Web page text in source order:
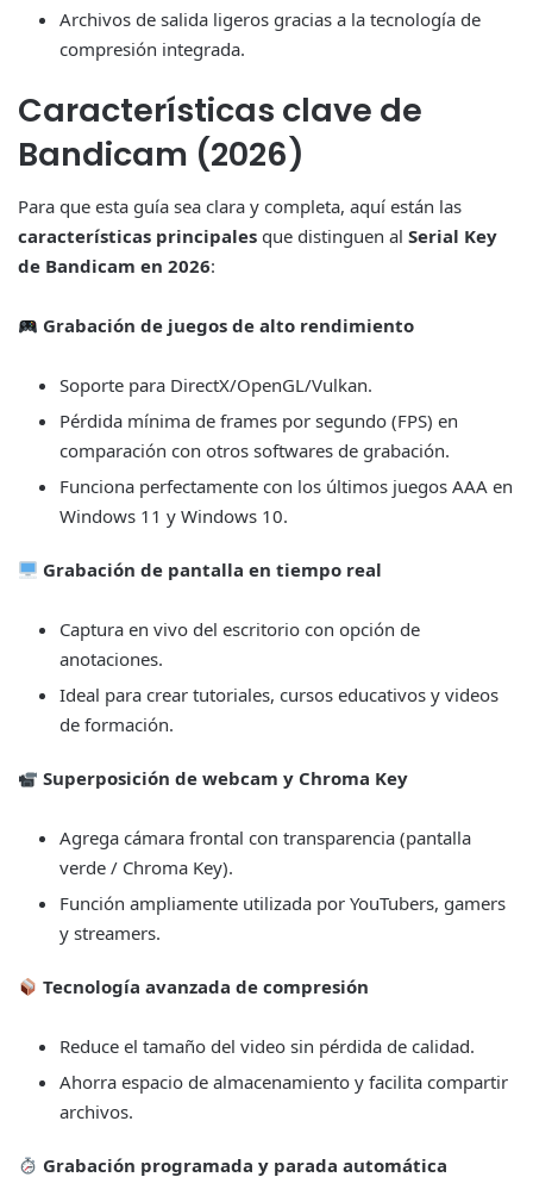
Archivos de salida ligeros gracias a la tecnología de
compresión integrada.
Características clave de
Bandicam (2026)
Para que esta guía sea clara y completa, aquí están las
características principales que distinguen al Serial Key
de Bandicam en 2026:
Grabación de juegos de alto rendimiento
Soporte para DirectX/OpenGL/Vulkan.
Pérdida mínima de frames por segundo (FPS) en
comparación con otros softwares de grabación.
Funciona perfectamente con los últimos juegos AAA en
Windows 11 y Windows 10.
Grabación de pantalla en tiempo real
Captura en vivo del escritorio con opción de
anotaciones.
Ideal para crear tutoriales, cursos educativos y videos
de formación.
Superposición de webcam y Chroma Key
Agrega cámara frontal con transparencia (pantalla
verde / Chroma Key).
Función ampliamente utilizada por YouTubers, gamers
y streamers.
Tecnología avanzada de compresión
Reduce el tamaño del video sin pérdida de calidad.
Ahorra espacio de almacenamiento y facilita compartir
archivos.
Grabación programada y parada automática